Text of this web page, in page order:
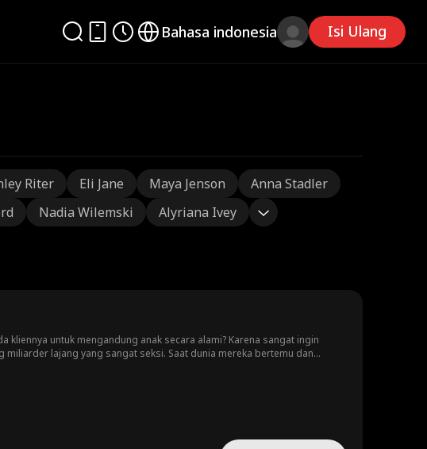
Bahasa indonesia Isi Ulang
Riter Eli Jane Maya Jenson
Anna Stadler
Nadia Wilemski Alyriana Ivey
untuk mengandung anak secara alami? Karena sangat ingin
miliarder lajang yang sangat seksi. Saat dunia mereka bertemu dan